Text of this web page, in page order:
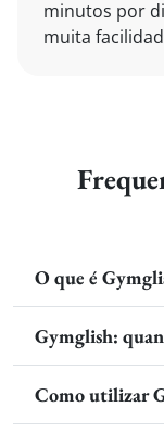
minutos por
muita
O que é
Gymglish:
Como utilizar